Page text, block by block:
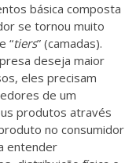
básica composta
se tornou muito
“tiers” (camadas).
deseja maior
eles precisam
de um
produtos através
no consumidor
entender